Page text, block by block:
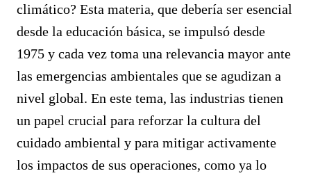
climático? Esta materia, que debería ser esencial
desde la educación básica, se impulsó desde
1975 y cada vez toma una relevancia mayor ante
las emergencias ambientales que se agudizan a
nivel global. En este tema, las industrias tienen
un papel crucial para reforzar la cultura del
cuidado ambiental y para mitigar activamente
los impactos de sus operaciones, como ya lo